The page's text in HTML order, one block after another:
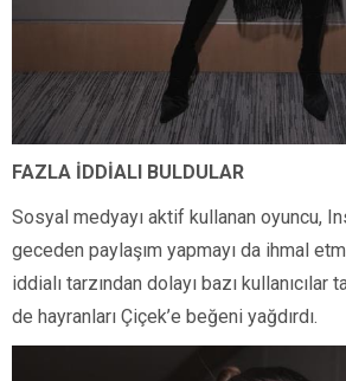
FAZLA İDDİALI BULDULAR
Sosyal medyayı aktif kullanan oyuncu,
geceden paylaşım yapmayı da ihmal
iddialı tarzından dolayı bazı kullanıcılar
de hayranları Çiçek’e beğeni yağdırdı.